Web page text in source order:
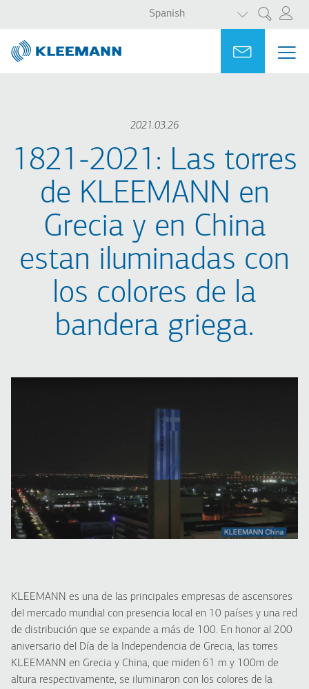
contenido
principal
main
search
Search
Spanish
LISTA
Ask for
2021.03.26
1821-2021: Las torres
de KLEEMANN en
Grecia y en China
estan iluminadas con
los colores de la
bandera griega.
KLEEMANN es una de las principales empresas de ascensores
del mercado mundial con presencia local en 10 países y una red
de distribución que se expande a más de 100. En honor al 200
aniversario del Día de la Independencia de Grecia, las torres
KLEEMANN en Grecia y China, que miden 61 m y 100m de
altura respectivamente, se iluminaron con los colores de la
Portal